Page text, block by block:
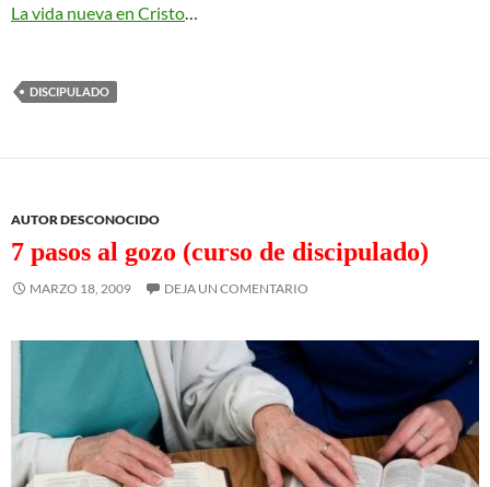
La vida nueva en Cristo
DISCIPULADO
AUTOR DESCONOCIDO
7 pasos al gozo (curso de discipulado)
MARZO 18, 2009 DEJA UN COMENTARIO